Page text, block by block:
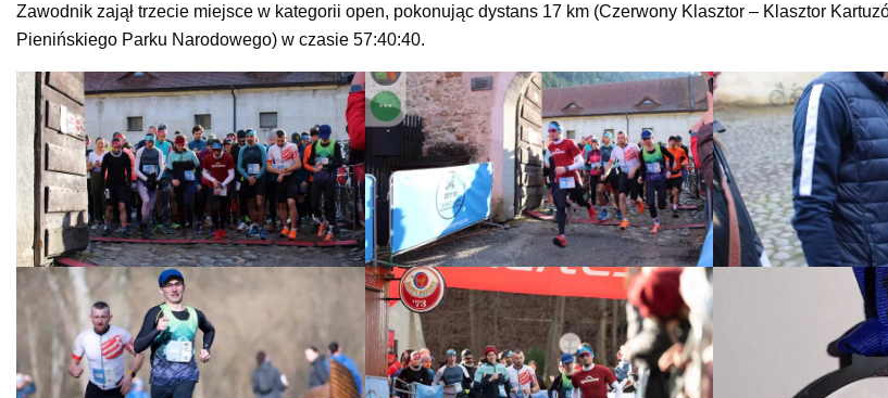
Zawodnik zajął trzecie miejsce w kategorii open, pokonując dystans 17 km (Czerwony Klasztor – Klasztor
Pienińskiego Parku Narodowego) w czasie 57:40:40.